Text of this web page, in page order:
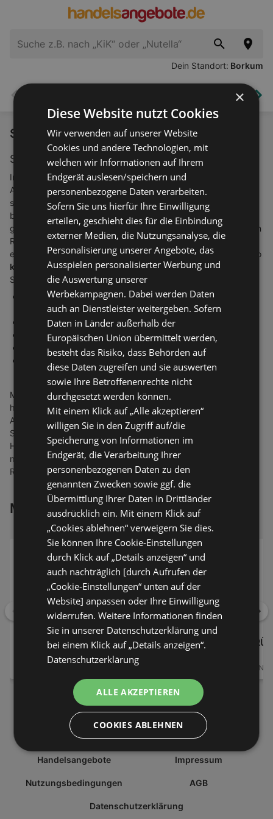
Dein Standort: Borkum
Zurück
Schnäppchen und Restposten
Sonderposten und Schnäppchen finden
Im Sonderposten-Markt zählt vor allem eines: der Preis.
Angeboten werdenProdukte für den täglichen Bedarf
saisonale Angebote zu besonders günstigen Konditionen. Der
billige Preis kann zum einen durch die hohen Abnahm-Mengen
gewährleistet werden und zum anderen durch den Verkauf von
Restbeständen, die durch eine Änderung des Designs oder
eine Geschäftsauflösung zustande kommen - man braucht also
keine Angst vor minderer Qualitätzu haben. Der
Sonderposten-Markt überzeugt mit einem großen Sortiment:
Elektronikartikel, wie Staubsauger,Wasserkocher
Personenwaage oder andere Haushaltsgeräte,
Drogeriartikel, wie Duschbad, Pflaster oder Reiniger,
Lebensmittel, wie Schokolade, Eis oder Getränke,
Büroartikel, wie Stifte, Notizblöcke und Tacker,
Spiele, Kostüme, Geschenke und Deko für
Ostern und andere Anlässe.
Mit dem ständig wechselnden Sortiment an Schnäppchen
haben so vor allem Sparfüchse immer stets ein günstiges
Angebot zur Hand. Eine Übersicht über die aktuellen
Sonderposten Angebote findet man hier auf
Handelsangebote.de - passend zu allen Standortdaten des
nächstgelegenen Marktes inkl. Öffnungszeiten und
Routenplaner.
Meist geklickte Händler
ACTION TEDI DISCOUNT
2 ANGEBOTE 1
Handelsangebote Impressum
Nutzungsbedingungen AGB
Datenschutzerklärung
×
Diese Website nutzt Cookies
Wir verwenden auf unserer Website
Cookies und andere Technologien, mit
welchen wir Informationen auf Ihrem
Endgerät auslesen/speichern und
personenbezogene Daten verarbeiten.
Sofern Sie uns hierfür Ihre Einwilligung
erteilen, geschieht dies für die Einbindung
externer Medien, die Nutzungsanalyse, die
Personalisierung unserer Angebote, das
Ausspielen personalisierter Werbung und
die Auswertung unserer
Werbekampagnen. Dabei werden Daten
auch an Dienstleister weitergeben. Sofern
Daten in Länder außerhalb der
Europäischen Union übermittelt werden,
besteht das Risiko, dass Behörden auf
diese Daten zugreifen und sie auswerten
sowie Ihre Betroffenenrechte nicht
durchgesetzt werden können.
Mit einem Klick auf „Alle akzeptieren“
willigen Sie in den Zugriff auf/die
Speicherung von Informationen im
Endgerät, die Verarbeitung Ihrer
personenbezogenen Daten zu den
genannten Zwecken sowie ggf. die
Übermittlung Ihrer Daten in Drittländer
ausdrücklich ein. Mit einem Klick auf
„Cookies ablehnen“ verweigern Sie dies.
Sie können Ihre Cookie-Einstellungen
durch Klick auf „Details anzeigen“ und
auch nachträglich [durch Aufrufen der
„Cookie-Einstellungen“ unten auf der
Website] anpassen oder Ihre Einwilligung
widerrufen. Weitere Informationen finden
Sie in unserer Datenschutzerklärung und
bei einem Klick auf „Details anzeigen“.
Datenschutzerklärung
ALLE AKZEPTIEREN
COOKIES ABLEHNEN
DETAILS ANZEIGEN
POWERED BY COOKIESCRIPT